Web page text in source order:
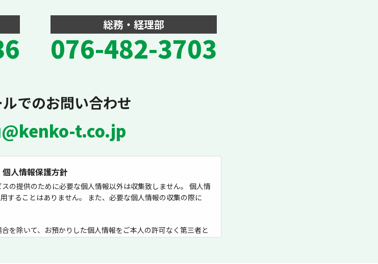
総務・経理部
076-482-3703
でのお問い合わせ
t.co.jp
個人情報保護方針
の提供のために必要な個人情報以外は収集致しません。 個人情
することはありません。 また、必要な個人情報の収集の際に
を除いて、お預かりした個人情報をご本人の許可なく第三者と